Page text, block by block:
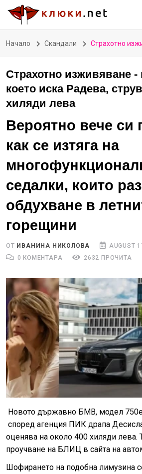
Начало Скандали Страхотно изживяване - новото БМВ,
Страхотно изживяване
което иска Радева,
хиляди лева
Вероятно вече си
как се изтяга на
седалки, които
обдухване в
горещини
ОТ ИВАНИНА НИКОЛОВА
AUGUST
0 КОМЕНТАРА
2632 ПРОЧИТА
Новото държавно БМВ, модел 750е
според агенция ПИК драпа
оценява на около 400 хиляди лева.
проучване на БЛИЦ в сайта на
Шофирането на подобна лимузина